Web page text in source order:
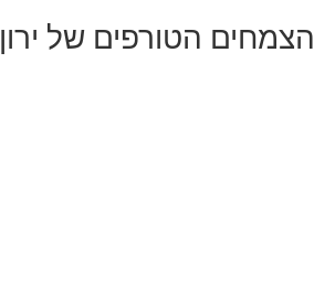
הצמחים הטורפים של ירון